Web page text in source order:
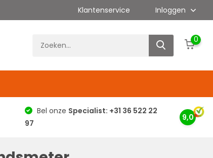
Klantenservice Inloggen
0
Bel onze Specialist: +31 36 522 22
97
9,0